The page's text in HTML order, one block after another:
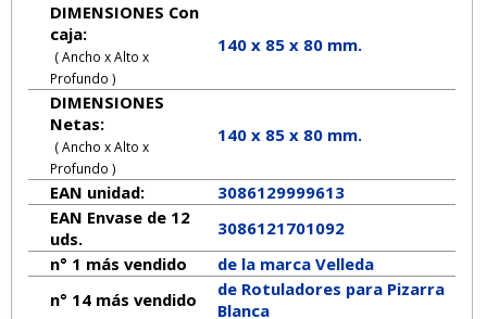
DIMENSIONES Con
caja:
( Ancho x Alto x
Profundo )
140 x 85 x 80 mm.
DIMENSIONES
Netas:
( Ancho x Alto x
Profundo )
140x 85x 80mm.
EAN unidad:
3086129999613
EAN Envase de 12
uds.
3086121701092
n° 1 más vendido
de la marca Velleda
n° 14 más vendido
de Rotuladores para Pizarra
Blanca